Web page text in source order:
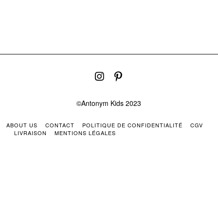
©Antonym Kids 2023
ABOUT US CONTACT POLITIQUE DE CONFIDENTIALITÉ
CGV
LIVRAISON
MENTIONS LÉGALES